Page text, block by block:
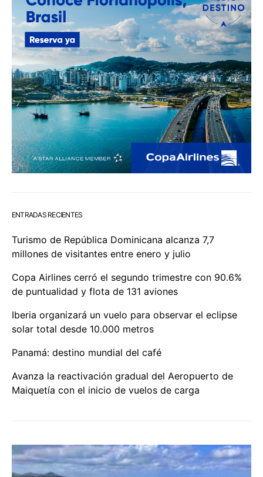
ENTRADAS RECIENTES
Turismo de República Dominicana alcanza 7,7
millones de visitantes entre enero y julio
Copa Airlines cerró el segundo trimestre con 90.6%
de puntualidad y flota de 131 aviones
Iberia organizará un vuelo para observar el eclipse
solar total desde 10.000 metros
Panamá: destino mundial del café
Avanza la reactivación gradual del Aeropuerto de
Maiquetía con el inicio de vuelos de carga